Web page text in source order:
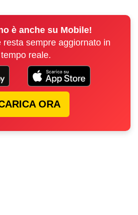
è anche su Mobile!
resta sempre aggiornato in
tempo reale.
ORA